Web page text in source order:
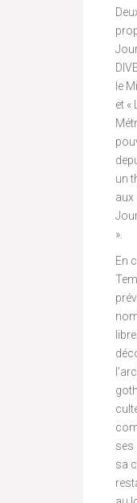
le
et «
un
aux
».
En
ses
sa